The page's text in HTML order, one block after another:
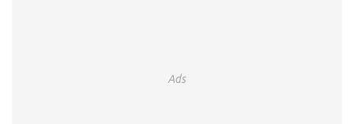
Ads